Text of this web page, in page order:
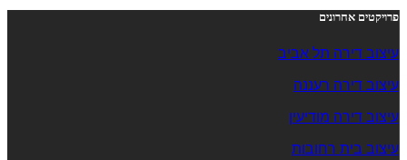
פרויקטים אחרונים
עיצוב דירה תל אביב
עיצוב דירה רעננה
עיצוב דירה מודיעין
עיצוב בית רחובות